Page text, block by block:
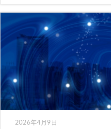
2026年4月9日